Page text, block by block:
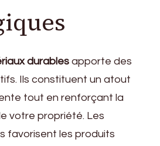
durables apporte des
Ils constituent un atout
tout en renforçant la
votre propriété. Les
favorisent les produits